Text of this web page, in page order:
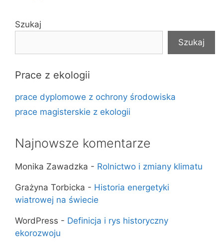
Szukaj
Szukaj
Prace z ekologii
prace dyplomowe z ochrony środowiska
prace magisterskie z ekologii
Najnowsze komentarze
Monika Zawadzka - Rolnictwo i zmiany klimatu
Grażyna Torbicka - Historia energetyki
wiatrowej na świecie
WordPress - Definicja i rys historyczny
ekorozwoju